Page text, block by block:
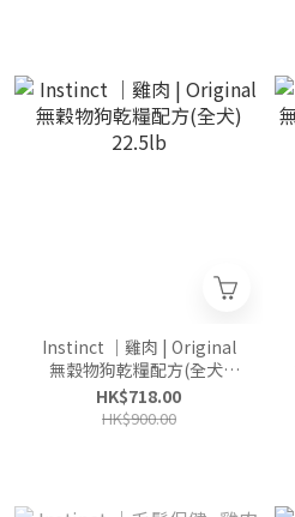
Instinct ｜雞肉 | Original
無穀物狗乾糧配方(全犬)
22.5lb
HK$718.00
HK$900.00